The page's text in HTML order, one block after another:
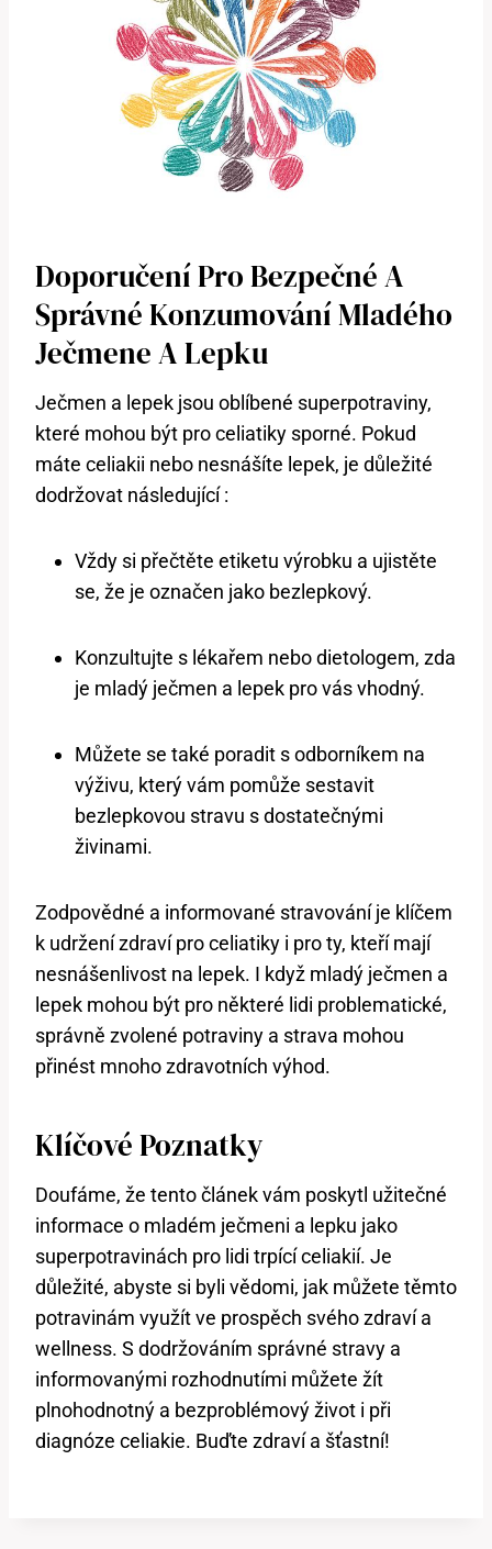
Doporučení Pro Bezpečné A
Správné Konzumování Mladého
Ječmene A Lepku
Ječmen a lepek jsou oblíbené superpotraviny,
které mohou být pro celiatiky sporné. Pokud
máte celiakii nebo nesnášíte lepek, je důležité
dodržovat následující :
Vždy si přečtěte etiketu výrobku a ujistěte
se, že je označen jako bezlepkový.
Konzultujte s lékařem nebo dietologem, zda
je mladý ječmen a lepek pro vás vhodný.
Můžete se také poradit s odborníkem na
výživu, který vám pomůže sestavit
bezlepkovou stravu s dostatečnými
živinami.
Zodpovědné a informované stravování je klíčem
k udržení zdraví pro celiatiky i pro ty, kteří mají
nesnášenlivost na lepek. I když mladý ječmen a
lepek mohou být pro některé lidi problematické,
správně zvolené potraviny a strava mohou
přinést mnoho zdravotních výhod.
Klíčové Poznatky
Doufáme, že tento článek vám poskytl užitečné
informace o mladém ječmeni a lepku jako
superpotravinách pro lidi trpící celiakií. Je
důležité, abyste si byli vědomi, jak můžete těmto
potravinám využít ve prospěch svého zdraví a
wellness. S dodržováním správné stravy a
informovanými rozhodnutími můžete žít
plnohodnotný a bezproblémový život i při
diagnóze celiakie. Buďte zdraví a šťastní!